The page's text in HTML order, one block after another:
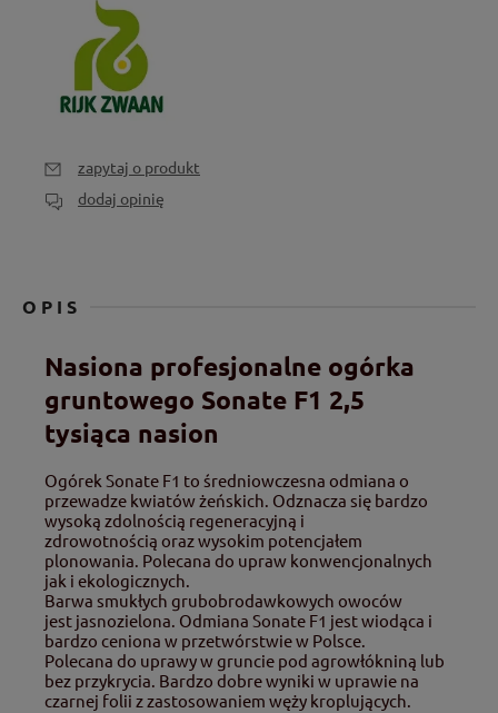
zapytaj o produkt
dodaj opinię
OPIS
Nasiona profesjonalne ogórka
gruntowego Sonate F1 2,5
tysiąca nasion
Ogórek Sonate F1 to średniowczesna odmiana o
przewadze kwiatów żeńskich. Odznacza się bardzo
wysoką zdolnością regeneracyjną i
zdrowotnością oraz wysokim potencjałem
plonowania. Polecana do upraw konwencjonalnych
jak i ekologicznych.
Barwa smukłych grubobrodawkowych owoców
jest jasnozielona. Odmiana Sonate F1 jest wiodąca i
bardzo ceniona w przetwórstwie w Polsce.
Polecana do uprawy w gruncie pod agrowłókniną lub
bez przykrycia. Bardzo dobre wyniki w uprawie na
czarnej folii z zastosowaniem węży kroplujących.